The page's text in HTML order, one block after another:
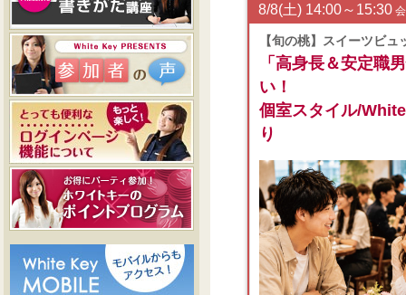
8/8(土) 14:00～15:30
【旬の桃】スイーツビ
「高身長＆安定職
い！
個室スタイル/
り